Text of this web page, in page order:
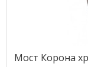
Мост Корона